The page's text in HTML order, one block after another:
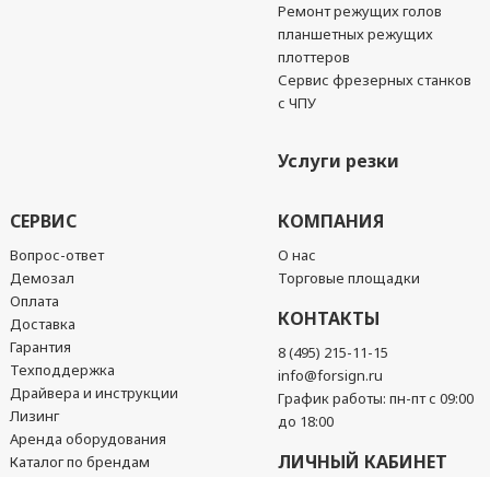
Ремонт режущих голов
планшетных режущих
плоттеров
Сервис фрезерных станков
с ЧПУ
Услуги резки
СЕРВИС
Вопрос-ответ
Демозал
Оплата
Доставка
Гарантия
Техподдержка
Драйвера и инструкции
Лизинг
Аренда оборудования
Каталог по брендам
КОМПАНИЯ
О нас
Торговые площадки
КОНТАКТЫ
8 (495) 215-11-15
info@forsign.ru
График работы: пн-пт с 09:00
до 18:00
ЛИЧНЫЙ КАБИНЕТ